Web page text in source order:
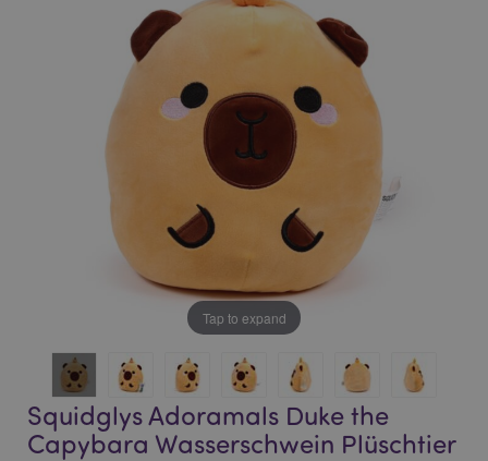
Tap to expand
Squidglys Adoramals Duke the
Capybara Wasserschwein Plüschtier